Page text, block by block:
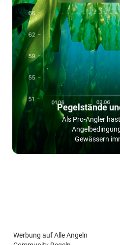
Pegelstände
Als Pro-Angler
Gewässern
Werbung auf Alle Angeln